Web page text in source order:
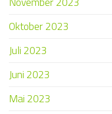
Oktober 2023
Juli 2023
Juni 2023
Mai 2023